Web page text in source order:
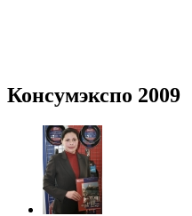
Консумэкспо 2009